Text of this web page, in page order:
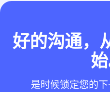
好的沟通，
始
是时候锁定您的下